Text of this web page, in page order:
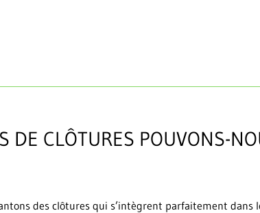
DE CLÔTURES POUVONS-
des clôtures qui s’intègrent parfaitement dans